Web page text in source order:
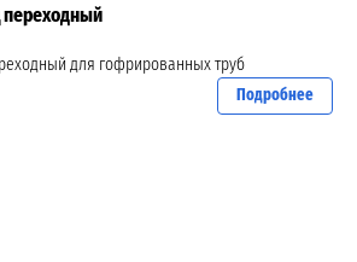
переходный
для гофрированных труб
Подробнее